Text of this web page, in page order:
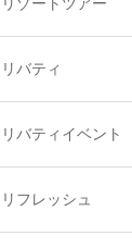
リバティ
リバティイベント
リフレッシュ